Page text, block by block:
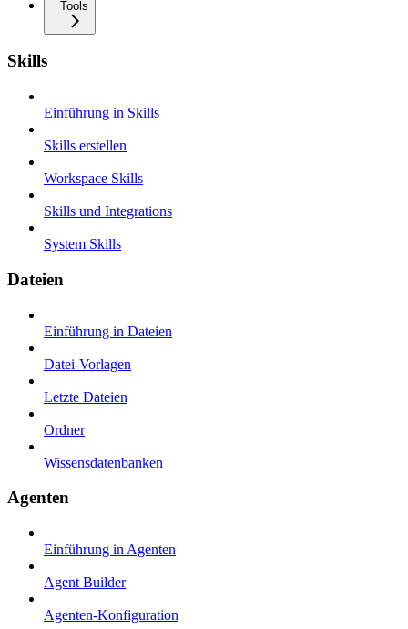
Tools
Skills
Einführung in Skills
Skills erstellen
Workspace Skills
Skills und Integrations
System Skills
Dateien
Einführung in Dateien
Datei-Vorlagen
Letzte Dateien
Ordner
Wissensdatenbanken
Agenten
Einführung in Agenten
Agent Builder
Agenten-Konfiguration